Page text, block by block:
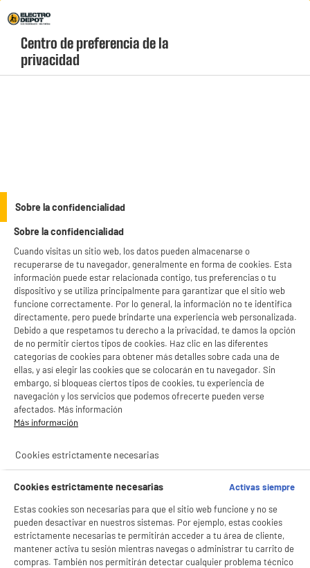
Menú
geolocation-header-icon-text
account
envolvente M-970 BT
Centro de preferencia de la
privacidad
Sobre la confidencialidad
Sobre la confidencialidad
Cuando visitas un sitio web, los datos pueden almacenarse o
recuperarse de tu navegador, generalmente en forma de cookies. Esta
información puede estar relacionada contigo, tus preferencias o tu
dispositivo y se utiliza principalmente para garantizar que el sitio web
funcione correctamente. Por lo general, la información no te identifica
directamente, pero puede brindarte una experiencia web personalizada.
Debido a que respetamos tu derecho a la privacidad, te damos la opción
de no permitir ciertos tipos de cookies. Haz clic en las diferentes
categorías de cookies para obtener más detalles sobre cada una de
ellas, y así elegir las cookies que se colocarán en tu navegador. Sin
embargo, si bloqueas ciertos tipos de cookies, tu experiencia de
navegación y los servicios que podemos ofrecerte pueden verse
afectados. Más información
Más información
Cookies estrictamente necesarias
Cookies estrictamente necesarias
Activas siempre
Estas cookies son necesarias para que el sitio web funcione y no se
pueden desactivar en nuestros sistemas. Por ejemplo, estas cookies
estrictamente necesarias te permitirán acceder a tu área de cliente,
mantener activa tu sesión mientras navegas o administrar tu carrito de
compras. También nos permitirán detectar cualquier problema técnico